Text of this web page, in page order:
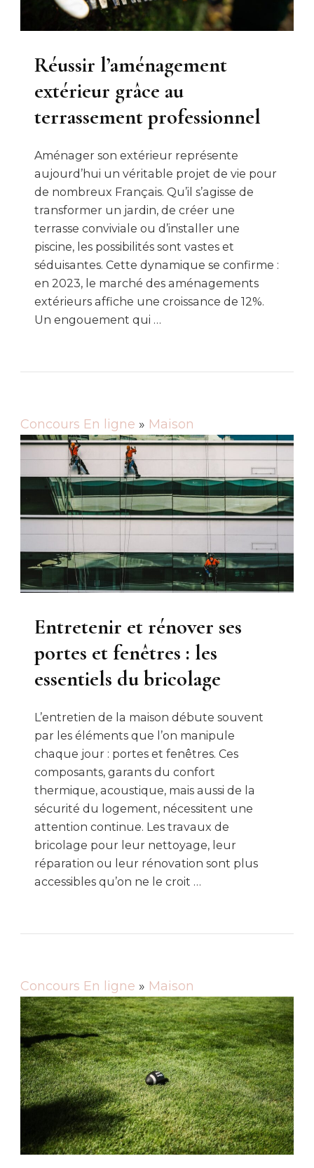
Réussir l’aménagement
extérieur grâce au
terrassement professionnel
Aménager son extérieur représente
aujourd’hui un véritable projet de vie pour
de nombreux Français. Qu’il s’agisse de
transformer un jardin, de créer une
terrasse conviviale ou d’installer une
piscine, les possibilités sont vastes et
séduisantes. Cette dynamique se confirme :
en 2023, le marché des aménagements
extérieurs affiche une croissance de 12%.
Un engouement qui …
Concours En ligne » Maison
Entretenir et rénover ses
portes et fenêtres : les
essentiels du bricolage
L’entretien de la maison débute souvent
par les éléments que l’on manipule
chaque jour : portes et fenêtres. Ces
composants, garants du confort
thermique, acoustique, mais aussi de la
sécurité du logement, nécessitent une
attention continue. Les travaux de
bricolage pour leur nettoyage, leur
réparation ou leur rénovation sont plus
accessibles qu’on ne le croit …
Concours En ligne » Maison